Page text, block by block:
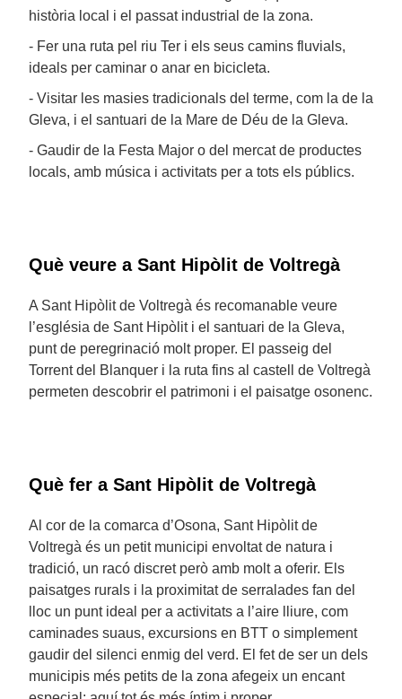
història local i el passat industrial de la zona.
- Fer una ruta pel riu Ter i els seus camins fluvials,
ideals per caminar o anar en bicicleta.
- Visitar les masies tradicionals del terme, com la de la
Gleva, i el santuari de la Mare de Déu de la Gleva.
- Gaudir de la Festa Major o del mercat de productes
locals, amb música i activitats per a tots els públics.
Què veure a Sant Hipòlit de Voltregà
A Sant Hipòlit de Voltregà és recomanable veure
l’església de Sant Hipòlit i el santuari de la Gleva,
punt de peregrinació molt proper. El passeig del
Torrent del Blanquer i la ruta fins al castell de Voltregà
permeten descobrir el patrimoni i el paisatge osonenc.
Què fer a Sant Hipòlit de Voltregà
Al cor de la comarca d’Osona, Sant Hipòlit de
Voltregà és un petit municipi envoltat de natura i
tradició, un racó discret però amb molt a oferir. Els
paisatges rurals i la proximitat de serralades fan del
lloc un punt ideal per a activitats a l’aire lliure, com
caminades suaus, excursions en BTT o simplement
gaudir del silenci enmig del verd. El fet de ser un dels
municipis més petits de la zona afegeix un encant